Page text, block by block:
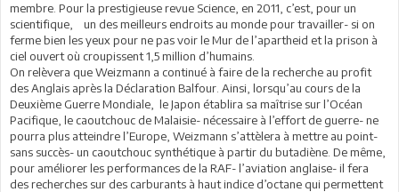
membre. Pour la prestigieuse revue Science, en 2011, c’est, pour un
scientifique, un des meilleurs endroits au monde pour travailler- si on
ferme bien les yeux pour ne pas voir le Mur de l’apartheid et la prison à
ciel ouvert où croupissent 1,5 million d’humains.
On relèvera que Weizmann a continué à faire de la recherche au profit
des Anglais après la Déclaration Balfour. Ainsi, lorsqu’au cours de la
Deuxième Guerre Mondiale, le Japon établira sa maîtrise sur l’Océan
Pacifique, le caoutchouc de Malaisie- nécessaire à l’effort de guerre- ne
pourra plus atteindre l’Europe, Weizmann s’attèlera à mettre au point-
sans succès- un caoutchouc synthétique à partir du butadiène. De même,
pour améliorer les performances de la RAF- l’aviation anglaise- il fera
des recherches sur des carburants à haut indice d’octane qui permettent